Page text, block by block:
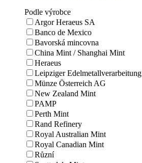
Podle výrobce
Argor Heraeus SA
Banco de Mexico
Bavorská mincovna
China Mint / Shanghai Mint
Heraeus
Leipziger Edelmetallverarbeitung
Münze Österreich AG
New Zealand Mint
PAMP
Perth Mint
Rand Refinery
Royal Australian Mint
Royal Canadian Mint
Různí